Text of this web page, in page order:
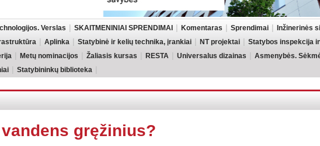
Verslas SKAITMENINIAI SPRENDIMAI Komentaras Sprendimai
Inžinerinės
Aplinka Statybinė ir kelių technika, įrankiai NT projektai
Statybos inspekcija
Metų nominacijos Žaliasis kursas RESTA Universalus dizainas
Asmenybės.
Statybininkų biblioteka
gręžinius?